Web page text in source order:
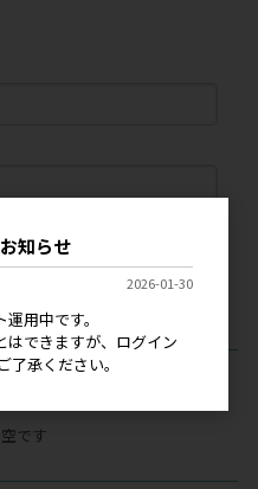
ン
です
知らせ
2026-01-30
用中です。
はできますが、ログイン
承ください。